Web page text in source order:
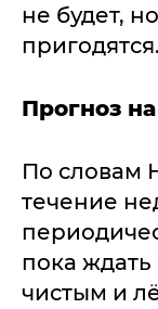
не будет,
пригодятся.
Прогноз
По словам
течение
пока ждать
чистым и